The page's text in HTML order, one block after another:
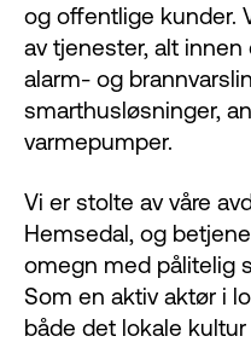
og offentlige kunder.
av tjenester, alt innen
alarm- og
smarthusløsninger,
varmepumper.
Vi er stolte av våre
Hemsedal, og
omegn med pålitelig
Som en aktiv aktør i
både det lokale